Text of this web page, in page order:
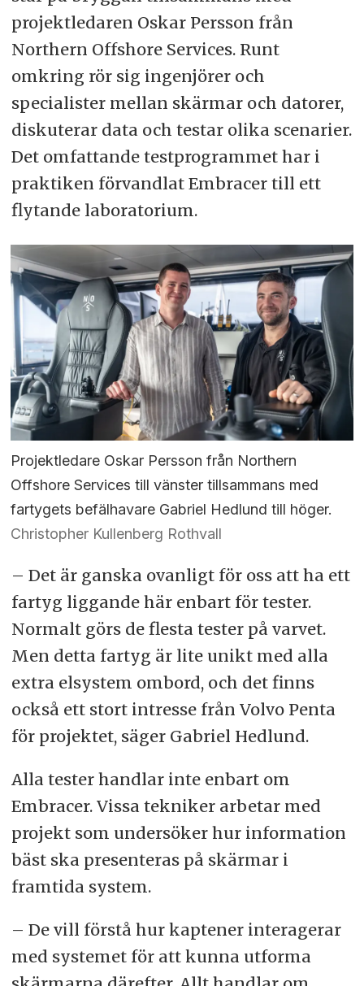
projektledaren Oskar Persson från
Northern Offshore Services. Runt
omkring rör sig ingenjörer och
specialister mellan skärmar och datorer,
diskuterar data och testar olika scenarier.
Det omfattande testprogrammet har i
praktiken förvandlat Embracer till ett
flytande laboratorium.
Projektledare Oskar Persson från Northern
Offshore Services till vänster tillsammans med
fartygets befälhavare Gabriel Hedlund till höger.
Christopher Kullenberg Rothvall
– Det är ganska ovanligt för oss att ha ett
fartyg liggande här enbart för tester.
Normalt görs de flesta tester på varvet.
Men detta fartyg är lite unikt med alla
extra elsystem ombord, och det finns
också ett stort intresse från Volvo Penta
för projektet, säger Gabriel Hedlund.
Alla tester handlar inte enbart om
Embracer. Vissa tekniker arbetar med
projekt som undersöker hur information
bäst ska presenteras på skärmar i
framtida system.
– De vill förstå hur kaptener interagerar
med systemet för att kunna utforma